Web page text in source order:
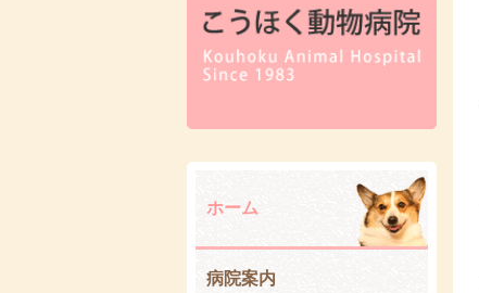
ホーム
病院案内